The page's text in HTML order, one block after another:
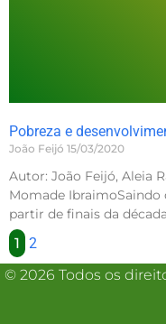
Pobreza e
João Feijó 15/03/2020
Autor: João Feijó, Aleia
Momade
partir de ­finais da
1 2
© 2026 Todos os